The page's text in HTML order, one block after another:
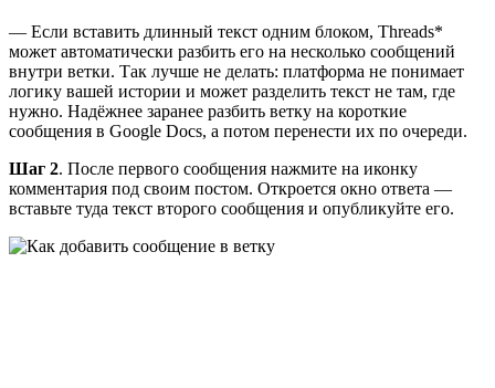
— Если вставить длинный текст одним блоком, Threads*
может автоматически разбить его на несколько сообщений
внутри ветки. Так лучше не делать: платформа не понимает
логику вашей истории и может разделить текст не там, где
нужно. Надёжнее заранее разбить ветку на короткие
сообщения в Google Docs, а потом перенести их по очереди.
Шаг 2. После первого сообщения нажмите на иконку
комментария под своим постом. Откроется окно ответа —
вставьте туда текст второго сообщения и опубликуйте его.